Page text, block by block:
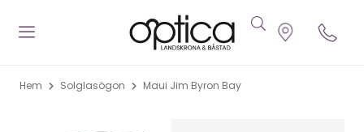
Hem Solglasögon Maui Jim Byron Bay